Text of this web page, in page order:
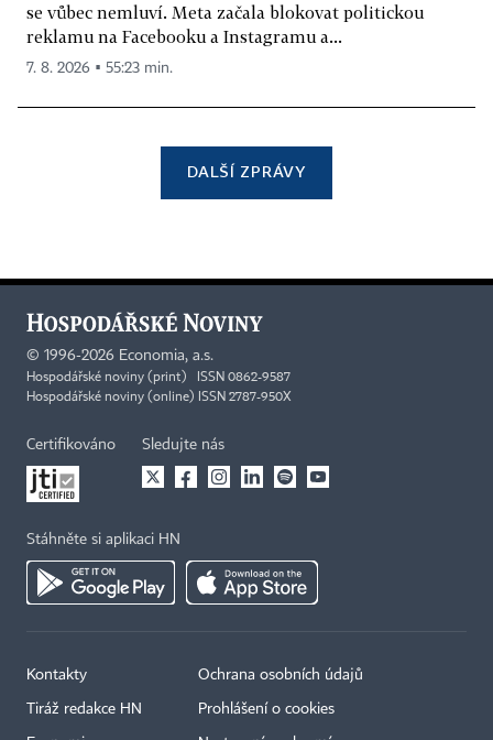
se vůbec nemluví. Meta začala blokovat politickou
reklamu na Facebooku a Instagramu a...
7. 8. 2026 ▪ 55:23 min.
DALŠÍ ZPRÁVY
© 1996-2026 Economia, a.s.
Hospodářské noviny (print) ISSN 0862-9587
Hospodářské noviny (online) ISSN 2787-950X
Certifikováno Sledujte nás
Stáhněte si aplikaci HN
Kontakty
Tiráž redakce HN
Ochrana osobních údajů
Prohlášení o cookies